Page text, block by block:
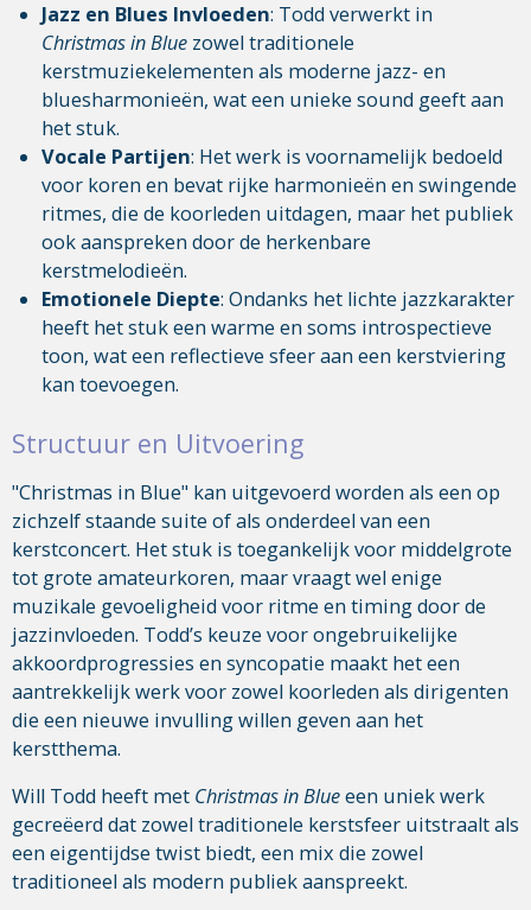
Jazz en Blues Invloeden: Todd verwerkt in
Christmas in Bluezowel traditionele
kerstmuziekelementen als moderne jazz- en
bluesharmonieën, wat een unieke sound geeft aan
het stuk.
Vocale Partijen: Het werk is voornamelijk bedoeld
voor koren en bevat rijke harmonieën en swingende
ritmes, die de koorleden uitdagen, maar het publiek
ook aanspreken door de herkenbare
kerstmelodieën.
Emotionele Diepte: Ondanks het lichte jazzkarakter
heeft het stuk een warme en soms introspectieve
toon, wat een reflectieve sfeer aan een kerstviering
kan toevoegen.
Structuur en Uitvoering
"Christmas in Blue" kan uitgevoerd worden als een op
zichzelf staande suite of als onderdeel van een
kerstconcert. Het stuk is toegankelijk voor middelgrote
tot grote amateurkoren, maar vraagt wel enige
muzikale gevoeligheid voor ritme en timing door de
jazzinvloeden. Todd’s keuze voor ongebruikelijke
akkoordprogressies en syncopatie maakt het een
aantrekkelijk werk voor zowel koorleden als dirigenten
die een nieuwe invulling willen geven aan het
kerstthema.
Will Todd heeft met Christmas in Blueeen uniek werk
gecreëerd dat zowel traditionele kerstsfeer uitstraalt als
een eigentijdse twist biedt, een mix die zowel
traditioneel als modern publiek aanspreekt.